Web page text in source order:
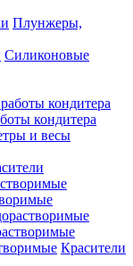
Плунжеры,
Силиконовые
кондитера
и весы
Красители